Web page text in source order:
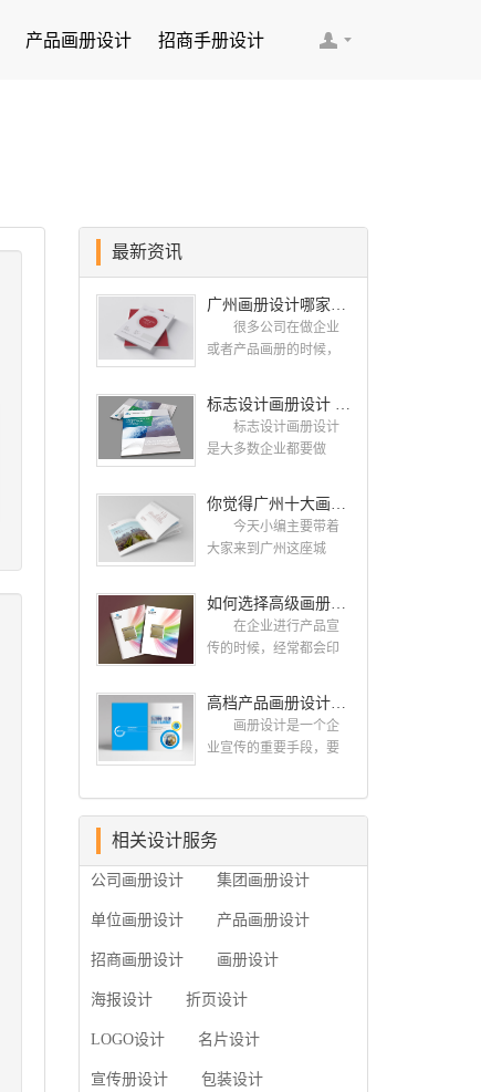
产品画册设计 招商手册设计
最新资讯
广州画册设计哪家公司好？我们推荐古柏品牌设计
很多公司在做企业
或者产品画册的时候，
公司，这样设计出来的
画册，才能让人眼前一
亮，才能够给公司带来
计找哪家公司。 广
州画册设计哪家公司
好？本地人都会选择古
柏品牌设计有限公司成
立于2004年，是由一群
专业、独特的IT精英组
贴网络时代的发展潮
流，对中国网络应用的
现状和趋势有很深的...
标志设计画册设计 对标志设计有哪些原则呢？
标志设计画册设计
是大多数企业都要做
一个企业的门面形象，
而画册就是作为宣传，
把企业的形象和活动更
不能缺少的。标志设计
画册设计 简练、概
括、完美!即要成功到几
案的程度是我们的目
标，其难度比之其它任
何艺术设计都要大得
循以下的原则： 1.详
的、适用范畴并深刻...
你觉得广州十大画册设计公司的排名真的重要吗？
今天小编主要带着
大家来到广州这座城
设计公司是那些?古柏品
牌提供画册设计，宣传
册设计,排版设计，画册
广州集团/单位/产品/目录
画册设计/印刷公司。相
信不少喜欢设计的小伙
古柏设计 古柏品牌
设计系品牌策划与推
面设计、产品包装设
站建设与推广的专业...
如何选择高级画册设计公司 怎么制作高级企业画册
在企业进行产品宣
传的时候，经常都会印
要找一家出色的画册制
作公司。下面古柏品牌
设计就给大家说说如何
画册?高级画册设计公
册设计公司 首先是
员工的能力是否过硬。
这包括调研人员观察捕
捉信息、与企业顺利沟
能力;摄影人员拍摄出真
片的能力;设计人员高水
作软件，深谙画册设...
高档产品画册设计的有哪些小技巧
画册设计是一个企
业宣传的重要手段，要
示企业品牌形象。高档
产品画册设计有哪些小
古柏品牌设计怎么说!高
高档产品画册设计要注
关注 现在企业都在
使用产品画册来进行市
设计就应该更多的重视
一个成功的高档产品画
相关设计服务
公司画册设计 集团画册设计
单位画册设计 产品画册设计
招商画册设计 画册设计
海报设计 折页设计
LOGO设计 名片设计
宣传册设计 包装设计